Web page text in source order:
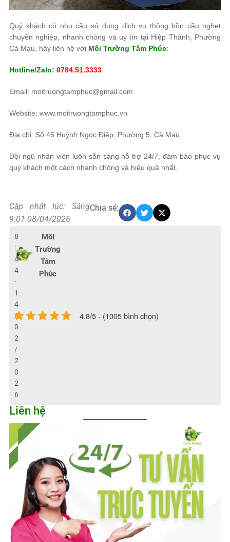
Quý khách có nhu cầu sử dụng dịch vụ thông bồn cầu nghẹt
chuyên nghiệp, nhanh chóng và uy tín tại Hiệp Thành, Phường
Cà Mau, hãy liên hệ với Môi Trường Tâm Phúc:
Hotline/Zalo: 0784.51.3333
Email: moitruongtamphuc@gmail.com
Website: www.moitruongtamphuc.vn
Địa chỉ: Số 46 Huỳnh Ngọc Điệp, Phường 5, Cà Mau
Đội ngũ nhân viên luôn sẵn sàng hỗ trợ 24/7, đảm bảo phục vụ
quý khách một cách nhanh chóng và hiệu quả nhất.
Cập nhật lúc: Sáng
9:01 08/04/2026
Chia sẻ:
Môi
Trường
Tâm
Phúc
8
:
4
4
-
1
4
/
0
2
/
2
0
2
6
4.8/5 - (1005 bình chọn)
Liên hệ